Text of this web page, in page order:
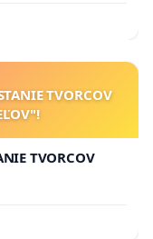
TVORCOV
TVORCOV